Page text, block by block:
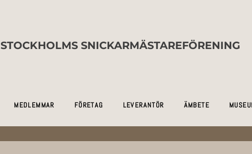
STOCKHOLMS SNICKARMÄSTAREFÖRENING
MEDLEMMAR FÖRETAG LEVERANTÖR ÄMBETE